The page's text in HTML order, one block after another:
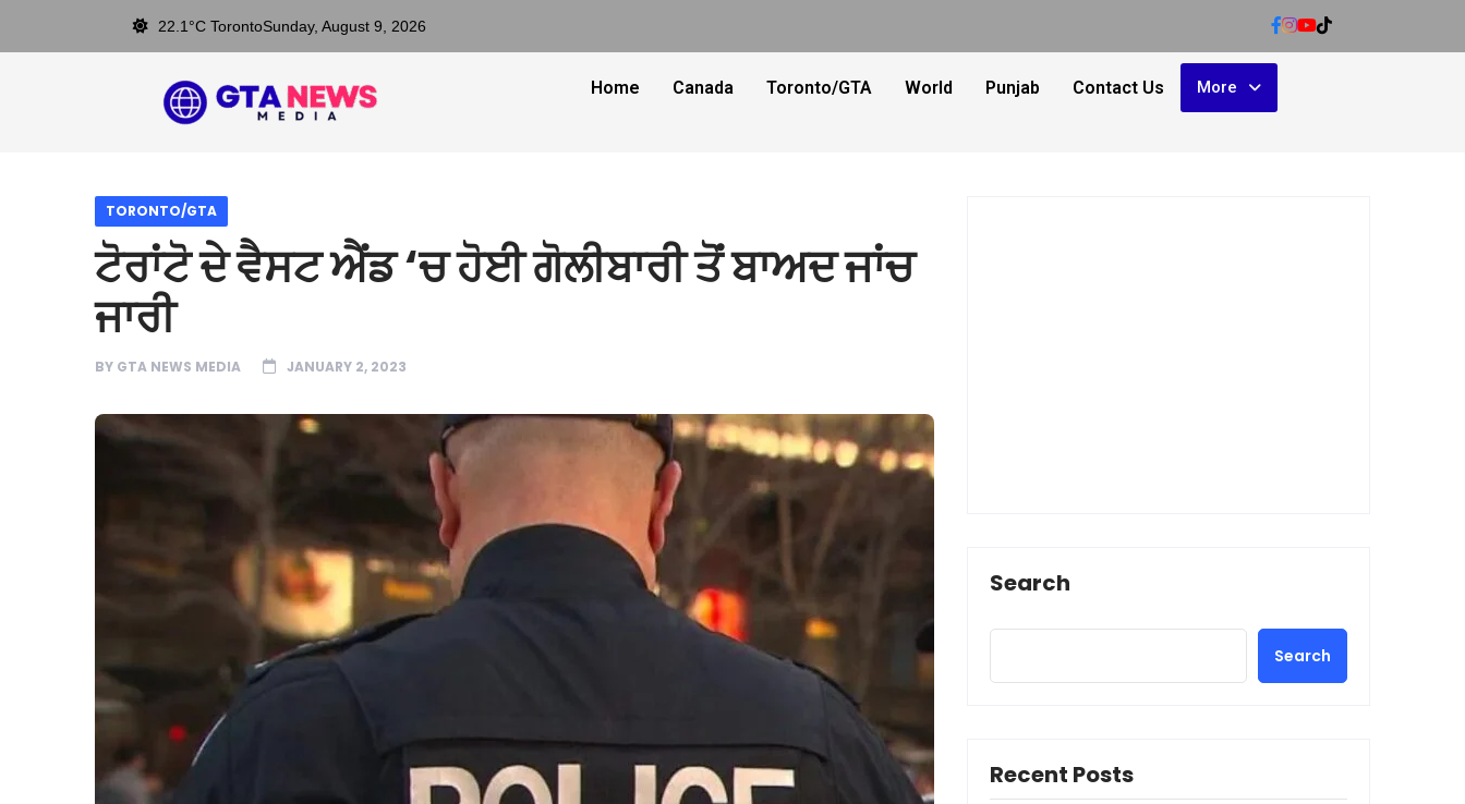
22.1°C TorontoSunday, August 9, 2026
Home Canada Toronto/GTA World Punjab Contact Us More
TORONTO/GTA
ਟੋਰਾਂਟੋ ਦੇ ਵੈਸਟ ਐਂਡ ‘ਚ ਹੋਈ ਗੋਲੀਬਾਰੀ ਤੋਂ ਬਾਅਦ ਜਾਂਚ
ਜਾਰੀ
BY GTA NEWS MEDIA JANUARY 2, 2023
Search
Search
Recent Posts